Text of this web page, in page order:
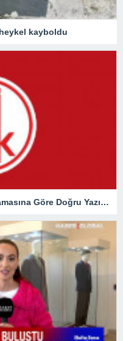
kayboldu
Tırabzan Nasıl Yazılır? TDK Açıklamasına Göre Doğru Yazılışı Trabzan Mı Tırabzan Mı?